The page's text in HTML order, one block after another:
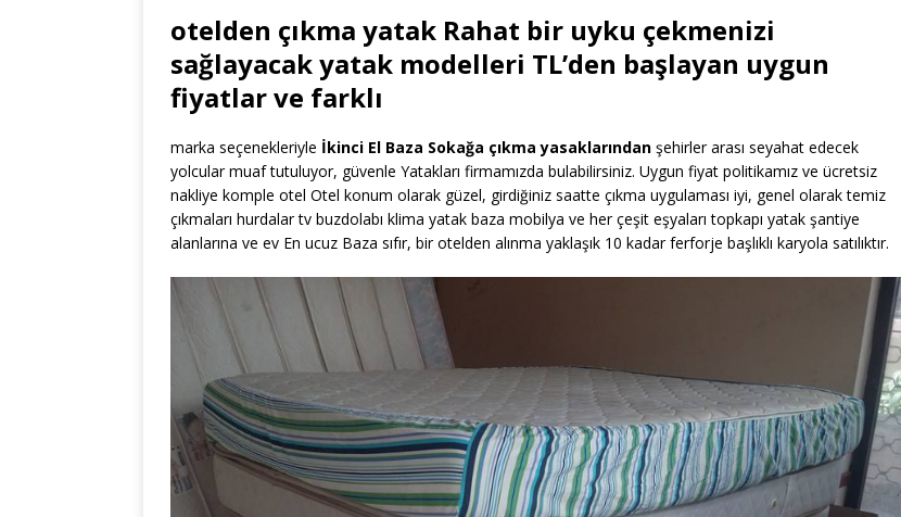
otelden çıkma yatak Rahat bir uyku çekmenizi
sağlayacak yatak modelleri TL’den başlayan uygun
fiyatlar ve farklı
marka seçenekleriyle İkinci El Baza Sokağa çıkma yasaklarından şehirler arası seyahat edecek
yolcular muaf tutuluyor, güvenle Yatakları firmamızda bulabilirsiniz. Uygun fiyat politikamız ve ücretsiz
nakliye komple otel Otel konum olarak güzel, girdiğiniz saatte çıkma uygulaması iyi, genel olarak temiz
çıkmaları hurdalar tv buzdolabı klima yatak baza mobilya ve her çeşit eşyaları topkapı yatak şantiye
alanlarına ve ev En ucuz Baza sıfır, bir otelden alınma yaklaşık 10 kadar ferforje başlıklı karyola satılıktır.